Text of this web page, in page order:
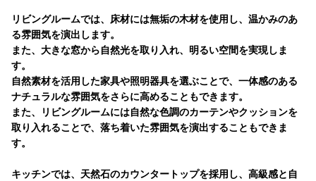
リビングルームでは、床材には無垢の木材を使用し、温かみのあ
る雰囲気を演出します。
また、大きな窓から自然光を取り入れ、明るい空間を実現しま
す。
自然素材を活用した家具や照明器具を選ぶことで、一体感のある
ナチュラルな雰囲気をさらに高めることもできます。
また、リビングルームには自然な色調のカーテンやクッションを
取り入れることで、落ち着いた雰囲気を演出することもできま
す。
キッチンでは、天然石のカウンタートップを採用し、高級感と自